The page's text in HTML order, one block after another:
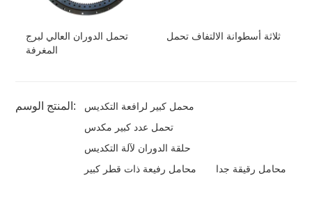
تحمل الدوران العالي لبرج
المغرفة
ثلاثة أسطوانة الالتفاف تحمل
المنتج الوسم:
محمل كبير لرافعة التكديس
تحمل عدد كبير مكدس
حلقة الدوران لآلة التكديس
محامل رفيعة ذات قطر كبير
محامل رقيقة جدا